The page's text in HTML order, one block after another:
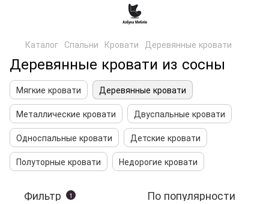
Каталог Спальни Кровати Деревянные кровати
Деревянные кровати из сосны
Мягкие кровати
Деревянные кровати
Металлические кровати
Двуспальные кровати
Односпальные кровати
Детские кровати
Полуторные кровати
Недорогие кровати
Фильтр 1 По популярности